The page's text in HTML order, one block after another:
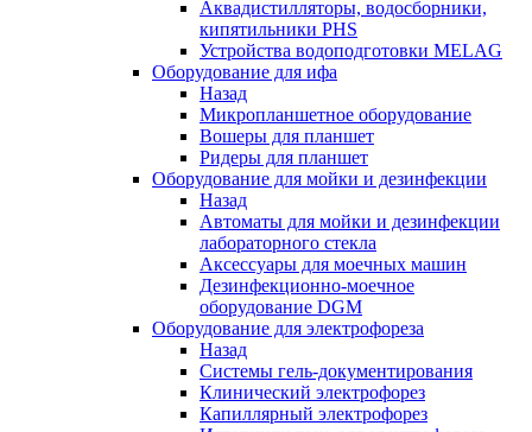
Аквадистилляторы, водосборники,
кипятильники PHS
Устройства водоподготовки MELAG
Оборудование для ифа
Назад
Микропланшетное оборудование
Вошеры для планшет
Ридеры для планшет
Оборудование для мойки и дезинфекции
Назад
Автоматы для мойки и дезинфекции
лабораторного стекла
Аксессуары для моечных машин
Дезинфекционно-моечное
оборудование DGM
Оборудование для электрофореза
Назад
Системы гель-документирования
Клинический электрофорез
Капиллярный электрофорез